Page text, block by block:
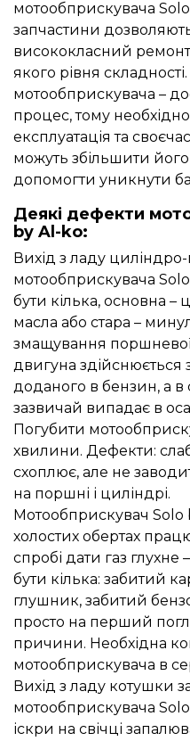
мотообприскувача
запчастини
висококласний
якого рівня
мотообприскувача –
процес, тому
експлуатація та
можуть збільшити
допомогти уникнути
Деякі дефекти
by Al-ko:
Вихід з ладу
мотообприскувача
бути кілька, основна –
масла або стара –
змащування
двигуна здійснюється
доданого в бензин, а в
зазвичай випадає в
Погубити
хвилини. Дефекти:
схоплює, але не
на поршні і циліндрі.
Мотообприскувач Solo
холостих обертах
спробі дати газ
бути кілька: забитий
глушник, забитий
просто на перший
причини. Необхідна
мотообприскувача в
Вихід з ладу котушки
мотообприскувача Solo
іскри на свічці